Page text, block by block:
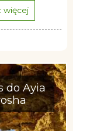
więcej
do Ayia